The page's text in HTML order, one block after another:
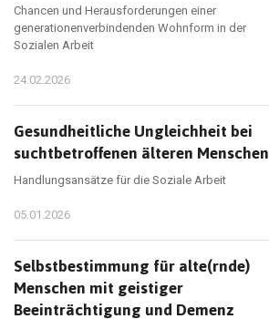
Chancen und Herausforderungen einer
generationenverbindenden Wohnform in der
Sozialen Arbeit
24.02.2026
Gesundheitliche Ungleichheit bei
suchtbetroffenen älteren Menschen
Handlungsansätze für die Soziale Arbeit
05.01.2026
Selbstbestimmung für alte(rnde)
Menschen mit geistiger
Beeinträchtigung und Demenz